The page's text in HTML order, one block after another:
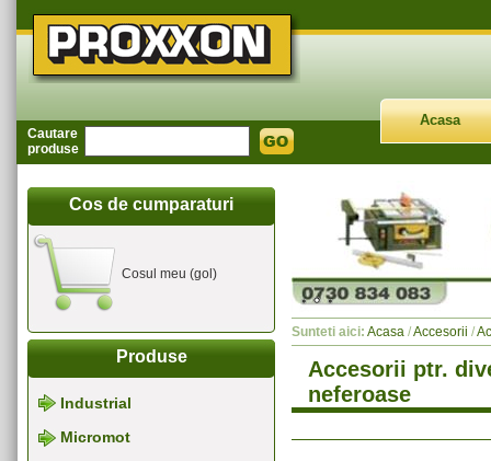
Cautare
produse
Acasa
Cos de cumparaturi
Cosul meu (gol)
Produse
Industrial
Micromot
Sunteti aici: Acasa /Accesorii /
Accesorii ptr.
neferoase